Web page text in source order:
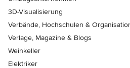
3D-Visualisierung
Verbände, Hochschulen &
Verlage, Magazine & Blogs
Weinkeller
Elektriker